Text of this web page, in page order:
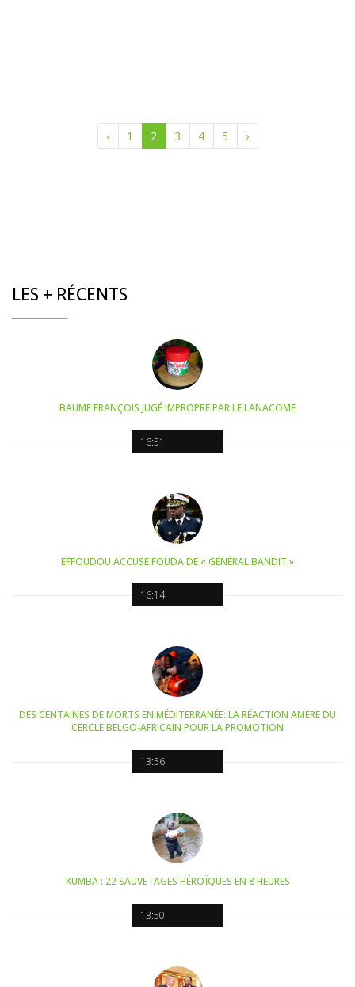
‹ 1 2 3 4 5 ›
LES + RÉCENTS
16:51
BAUME FRANÇOIS JUGÉ IMPROPRE PAR LE LANACOME
16:14
EFFOUDOU ACCUSE FOUDA DE « GÉNÉRAL BANDIT »
13:56
DES CENTAINES DE MORTS EN MÉDITERRANÉE: LA RÉACTION AMÈRE DU
CERCLE BELGO-AFRICAIN POUR LA PROMOTION
13:50
KUMBA : 22 SAUVETAGES HÉROÏQUES EN 8 HEURES